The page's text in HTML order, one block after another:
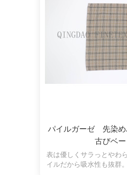
パイルガーゼ 先染
古びベ
表は優しくサラっとやわ
イルだから吸水性も抜群